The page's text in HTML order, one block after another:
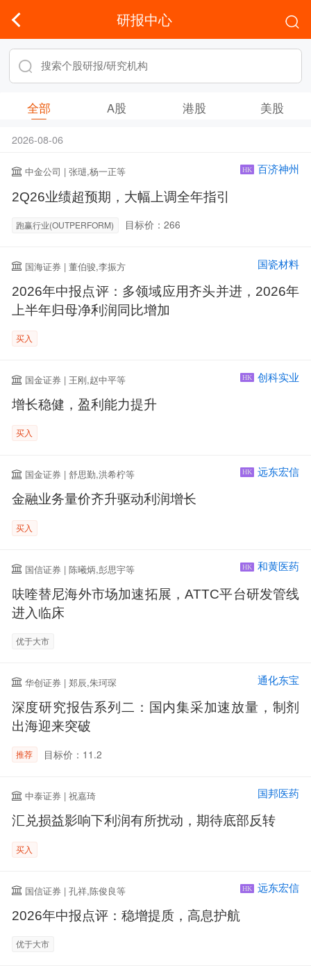
研报中心
全部 A股 港股 美股
2026-08-06
中金公司 | 张琎,杨一正等 HK 百济神州
2Q26业绩超预期，大幅上调全年指引
跑赢行业(OUTPERFORM) 目标价：266
国海证券 | 董伯骏,李振方 国瓷材料
2026年中报点评：多领域应用齐头并进，2026年
上半年归母净利润同比增加
买入
国金证券 | 王刚,赵中平等 HK 创科实业
增长稳健，盈利能力提升
买入
国金证券 | 舒思勤,洪希柠等 HK 远东宏信
金融业务量价齐升驱动利润增长
买入
国信证券 | 陈曦炳,彭思宇等 HK 和黄医药
呋喹替尼海外市场加速拓展，ATTC平台研发管线
进入临床
优于大市
华创证券 | 郑辰,朱珂琛 通化东宝
深度研究报告系列二：国内集采加速放量，制剂
出海迎来突破
推荐 目标价：11.2
中泰证券 | 祝嘉琦 国邦医药
汇兑损益影响下利润有所扰动，期待底部反转
买入
国信证券 | 孔祥,陈俊良等 HK 远东宏信
2026年中报点评：稳增提质，高息护航
优于大市